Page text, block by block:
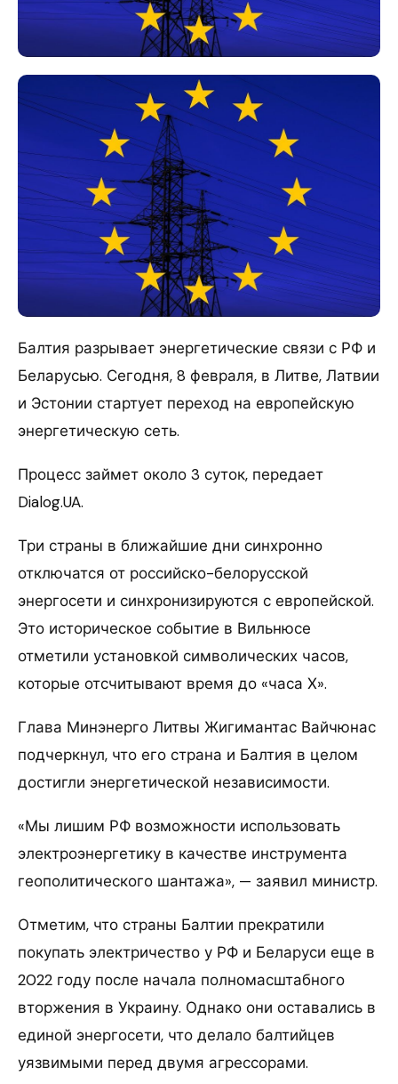
Балтия разрывает энергетические связи с РФ и
Беларусью. Сегодня, 8 февраля, в Литве, Латвии
и Эстонии стартует переход на европейскую
энергетическую сеть.
Процесс займет около 3 суток, передает
Dialog.UA.
Три страны в ближайшие дни синхронно
отключатся от российско-белорусской
энергосети и синхронизируются с европейской.
Это историческое событие в Вильнюсе
отметили установкой символических часов,
которые отсчитывают время до «часа Х».
Глава Минэнерго Литвы Жигимантас Вайчюнас
подчеркнул, что его страна и Балтия в целом
достигли энергетической независимости.
«Мы лишим РФ возможности использовать
электроэнергетику в качестве инструмента
геополитического шантажа», — заявил министр.
Отметим, что страны Балтии прекратили
покупать электричество у РФ и Беларуси еще в
2022 году после начала полномасштабного
вторжения в Украину. Однако они оставались в
единой энергосети, что делало балтийцев
уязвимыми перед двумя агрессорами.